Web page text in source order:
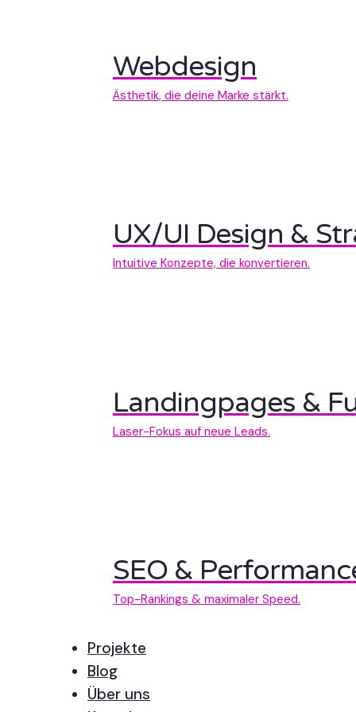
Webdesign
Ästhetik, die deine Marke stärkt.
UX/UI Design &
Intuitive Konzepte, die konvertieren.
Landingpages &
Laser-Fokus auf neue Leads.
SEO &
Top-Rankings & maximaler Speed.
Projekte
Blog
Über uns